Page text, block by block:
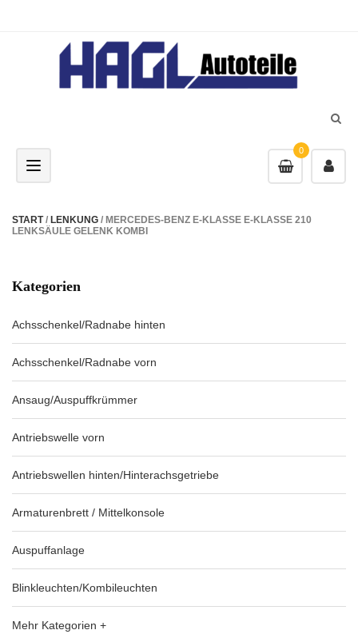
0
Toggle navigation
START/ LENKUNG / MERCEDES-BENZ E-KLASSE E-KLASSE 210
LENKSÄULE GELENK KOMBI
Kategorien
Achsschenkel/Radnabe hinten
Achsschenkel/Radnabe vorn
Ansaug/Auspuffkrümmer
Antriebswelle vorn
Antriebswellen hinten/Hinterachsgetriebe
Armaturenbrett / Mittelkonsole
Auspuffanlage
Blinkleuchten/Kombileuchten
Mehr Kategorien +